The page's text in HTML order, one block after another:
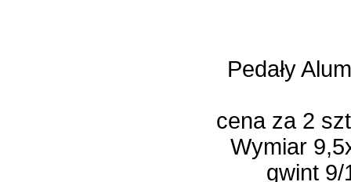
Pedały
cena za 2
Wymiar
gwint 9/